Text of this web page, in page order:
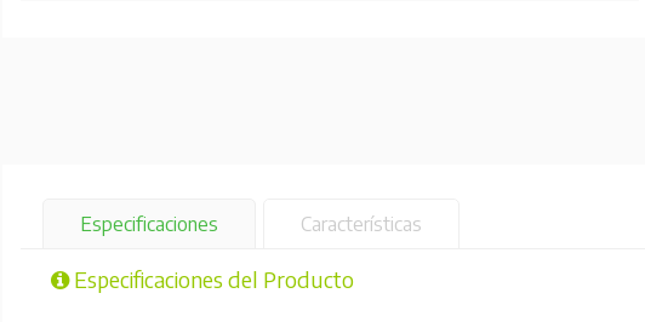
Especificaciones Características
Especificaciones del Producto